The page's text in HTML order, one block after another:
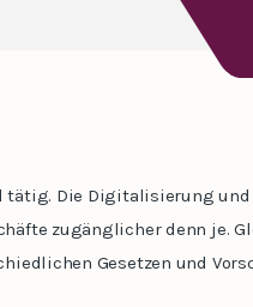
tätig. Die Digitalisierung
zugänglicher denn je.
Gesetzen und